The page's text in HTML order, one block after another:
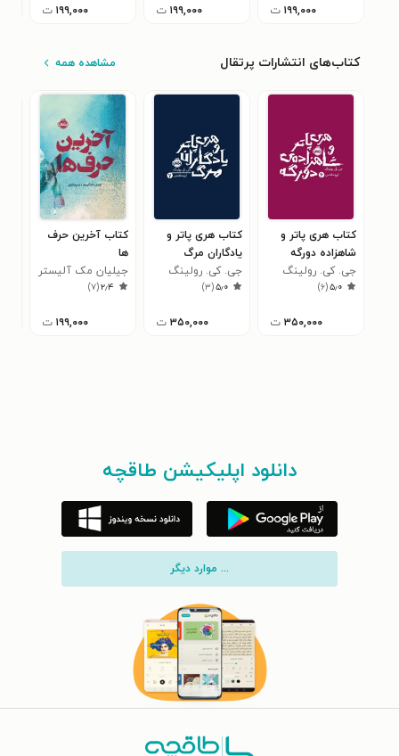
۱۹۹,۰۰۰ ت ۱۹۹,۰۰۰ ت ۱۹۹,۰۰۰ ت
کتاب‌های انتشارات پرتقال مشاهده همه
کتاب هری پاتر و
شاهزاده دورگه
جی. کی. رولینگ
۵٫۰(۶)
۳۵۰,۰۰۰ ت
کتاب هری پاتر و
یادگاران مرگ
جی. کی. رولینگ
۵٫۰(۳)
۳۵۰,۰۰۰ ت
کتاب آخرین حرف
ها
جیلیان مک آلیستر
۲٫۴(۷)
۱۹۹,۰۰۰ ت
دانلود اپلیکیشن طاقچه
... موارد دیگر